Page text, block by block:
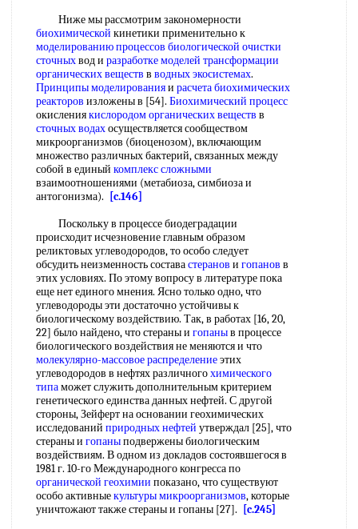
Ниже мы рассмотрим закономерности
биохимической кинетики применительно к
моделированию процессов биологической очистки
сточныхвод и разработке моделей трансформации
органических веществ в водных экосистемах.
Принципы моделированияи расчетабиохимических
реакторов изложены в [54]. Биохимический процесс
окислениякислородом органических веществ в
сточных водахосуществляется сообществом
микроорганизмов (биоценозом), включающим
множество различных бактерий, связанных между
собой в единый комплекс сложными
взаимоотношениями (метабиоза, симбиоза и
антогонизма).
[c.146]
Поскольку в процессе биодеградации
происходит исчезновение главным образом
реликтовых углеводородов, то особо следует
обсудить неизменность составастеранов и гопанов в
этих условиях. По этому вопросу в литературе пока
еще нет единого мнения. Ясно только одно, что
углеводороды эти достаточно устойчивы к
биологическому воздействию. Так, в работах [16, 20,
22] было найдено, что стераны и гопаныв процессе
биологического воздействия не меняются и что
молекулярно-массовое распределениеэтих
углеводородов в нефтях различногохимического
типаможет служить дополнительным критерием
генетического единства данных нефтей. С другой
стороны, Зейферт на основании геохимических
исследований природных нефтей утверждал [25], что
стераны и гопаныподвержены биологическим
воздействиям. В одном из докладов состоявшегося в
1981 г. 10-го Международного конгресса по
органической геохимии показано, что существуют
особо активныекультуры микроорганизмов, которые
уничтожают также стераны и гопаны [27].
[c.245]